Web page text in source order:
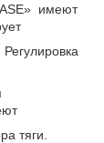
имеют
тяги.